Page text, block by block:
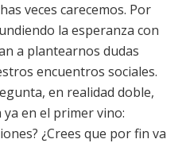
veces carecemos. Por
la esperanza con
a plantearnos dudas
encuentros sociales.
en realidad doble,
en el primer vino:
¿Crees que por fin va